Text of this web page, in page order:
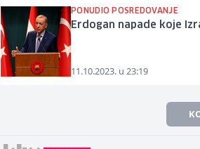
PONUDIO POSREDOVANJE
Erdogan napade koje
11.10.2023. u 23:19